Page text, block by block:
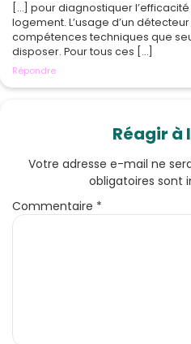
[…] pour diagnostiquer
logement. L’usage d’un
compétences techniques que
disposer. Pour tous ces […]
Répondre
Réagir
Votre adresse e-mail ne
obligatoires sont
Commentaire *